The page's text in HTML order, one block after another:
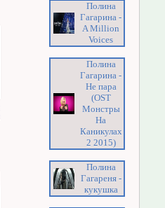
Полина
Гагарина -
A Million
Voices
Полина
Гагарина -
Не пара
(OST
Монстры
На
Каникулах
2 2015)
Полина
Гагареня -
кукушка